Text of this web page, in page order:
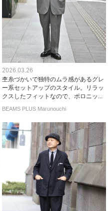
2026.03.26
杢糸づかいで独特のムラ感があるグレ
ー系セットアップのスタイル。リラッ
クスしたフィットなので、ポロニッ...
BEAMS PLUS Marunouchi